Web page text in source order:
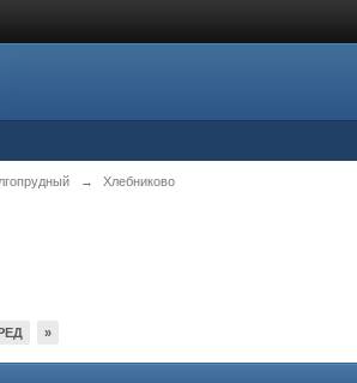
→ Хлебниково
»